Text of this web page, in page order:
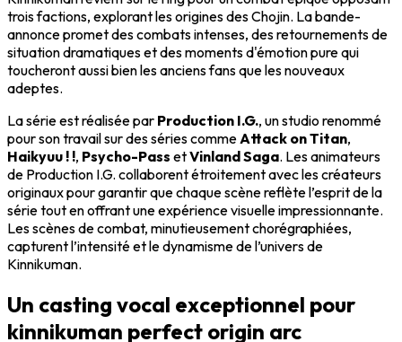
trois factions, explorant les origines des Chojin. La bande-
annonce promet des combats intenses, des retournements de
situation dramatiques et des moments d'émotion pure qui
toucheront aussi bien les anciens fans que les nouveaux
adeptes.
La série est réalisée par Production I.G., un studio renommé
pour son travail sur des séries comme Attack on Titan,
Haikyuu ! !, Psycho-Pass etVinland Saga. Les animateurs
de Production I.G. collaborent étroitement avec les créateurs
originaux pour garantir que chaque scène reflète l’esprit de la
série tout en offrant une expérience visuelle impressionnante.
Les scènes de combat, minutieusement chorégraphiées,
capturent l’intensité et le dynamisme de l’univers de
Kinnikuman.
Un casting vocal exceptionnel pour
kinnikuman perfect origin arc